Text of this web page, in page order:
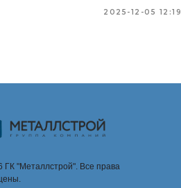
2025-12-05 12:19
ГК "Металлстрой". Все права